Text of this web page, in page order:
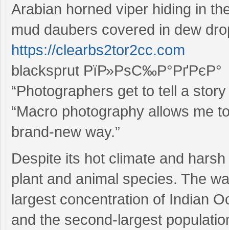
Arabian horned viper hiding in
mud daubers covered in dew
https://clearbs2tor2cc.com
blacksprut РїР»РѕС‰Р°РґРєР°
“Photographers get to tell a
“Macro photography allows me
brand-new way.”
Despite its hot climate and
plant and animal species. The
largest concentration of Indian
and the second-largest